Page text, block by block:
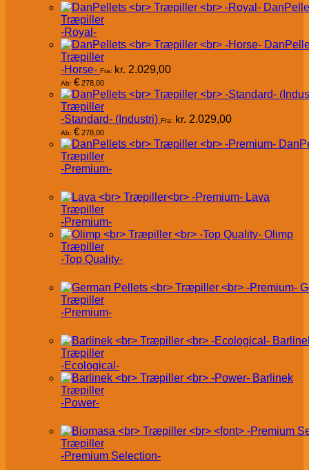
Træpiller
-Royal-
Træpiller
-Horse- Fra: kr. 2.029,00
Ab: € 278,00
Træpiller
-Standard- (Industri) Fra: kr. 2.029,00
Ab: € 278,00
Træpiller
-Premium-
Lava
Træpiller
-Premium-
Olimp
Træpiller
-Top Quality-
Træpiller
-Premium-
Træpiller
-Ecological-
Barlinek
Træpiller
-Power-
Træpiller
-Premium Selection-